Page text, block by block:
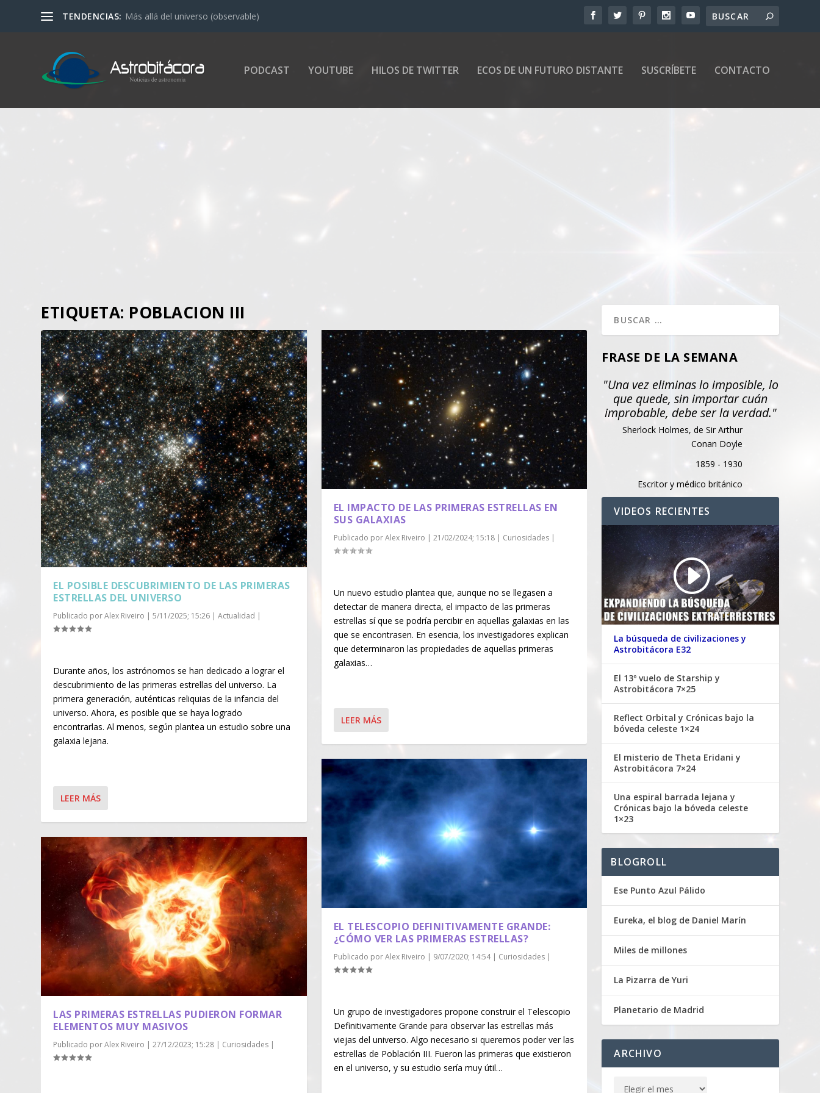
TENDENCIAS: Más allá del universo (observable)
PODCAST YOUTUBE HILOS DE TWITTER ECOS DE UN FUTURO DISTANTE SUSCRÍBETE CONTACTO
ETIQUETA: POBLACION III
EL POSIBLE DESCUBRIMIENTO DE LAS PRIMERAS
ESTRELLAS DEL UNIVERSO
Publicado porAlex Riveiro |5/11/2025; 15:26 |Actualidad |
Durante años, los astrónomos se han dedicado a lograr el
descubrimiento de las primeras estrellas del universo. La
primera generación, auténticas reliquias de la infancia del
universo. Ahora, es posible que se haya logrado
encontrarlas. Al menos, según plantea un estudio sobre una
galaxia lejana.
LEER MÁS
LAS PRIMERAS ESTRELLAS PUDIERON FORMAR
ELEMENTOS MUY MASIVOS
Publicado porAlex Riveiro |27/12/2023; 15:28 | Curiosidades |
EL IMPACTO DE LAS PRIMERAS ESTRELLAS EN
SUS GALAXIAS
Publicado porAlex Riveiro | 21/02/2024; 15:18| Curiosidades|
Un nuevo estudio plantea que, aunque no se llegasen a
detectar de manera directa, el impacto de las primeras
estrellas sí que se podría percibir en aquellas galaxias en las
que se encontrasen. En esencia, los investigadores explican
que determinaron las propiedades de aquellas primeras
galaxias…
LEER MÁS
EL TELESCOPIO DEFINITIVAMENTE GRANDE:
¿CÓMO VER LAS PRIMERAS ESTRELLAS?
Publicado porAlex Riveiro | 9/07/2020; 14:54| Curiosidades|
Un grupo de investigadores propone construir el Telescopio
Definitivamente Grande para observar las estrellas más
viejas del universo. Algo necesario si queremos poder ver las
estrellas de Población III. Fueron las primeras que existieron
en el universo, y su estudio sería muy útil…
FRASE DE LA SEMANA
"Una vez eliminas lo imposible, lo
que quede, sin importar cuán
improbable, debe ser la verdad."
Sherlock Holmes, de Sir Arthur
Conan Doyle
1859 - 1930
Escritor y médico británico
VIDEOS RECIENTES
La búsqueda de civilizaciones y
Astrobitácora E32
El 13º vuelo de Starship y
Astrobitácora 7×25
Reflect Orbital y Crónicas bajo la
bóveda celeste 1×24
El misterio de Theta Eridani y
Astrobitácora 7×24
Una espiral barrada lejana y
Crónicas bajo la bóveda celeste
1×23
BLOGROLL
Ese Punto Azul Pálido
Eureka, el blog de Daniel Marín
Miles de millones
La Pizarra de Yuri
Planetario de Madrid
ARCHIVO